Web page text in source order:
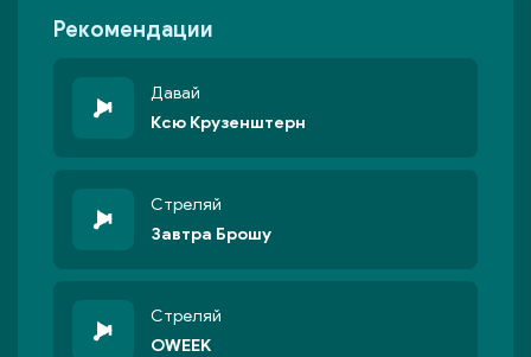
Рекомендации
Давай
Ксю Крузенштерн
Стреляй
Завтра Брошу
Стреляй
OWEEK